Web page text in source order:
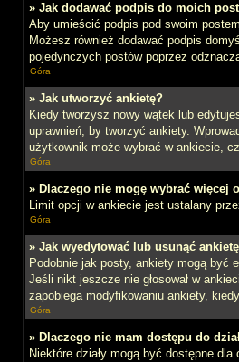
» Jak dodawać podpis do moich
Aby umieścić podpis pod swoim
Możesz również dodawać podpis
pojedynczych postów poprzez
Góra
» Jak utworzyć ankietę?
Kiedy tworzysz nowy wątek lub
uprawnień, by tworzyć ankiety.
użytkownik może wybrać w ankiecie,
Góra
» Dlaczego nie mogę wybrać więcej
Limit opcji w ankiecie jest ustalany
Góra
» Jak wyedytować lub usunąć
Podobnie jak posty, ankiety mogą być
Jeśli nikt jeszcze nie głosował w
zapobiega modyfikowaniu ankiety,
Góra
» Dlaczego nie mam dostępu do
Niektóre działy mogą być dostępne